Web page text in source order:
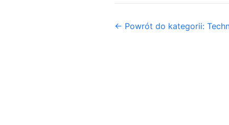
← Powrót do kategorii: